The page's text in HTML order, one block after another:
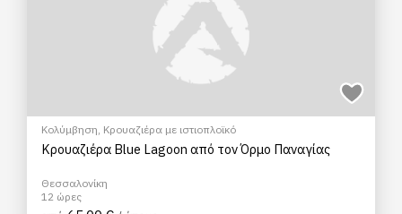
Κολύμβηση, Κρουαζιέρα με ιστιοπλοϊκό
Κρουαζιέρα Blue Lagoon από τον Όρμο Παναγίας
Θεσσαλονίκη
12 ώρες